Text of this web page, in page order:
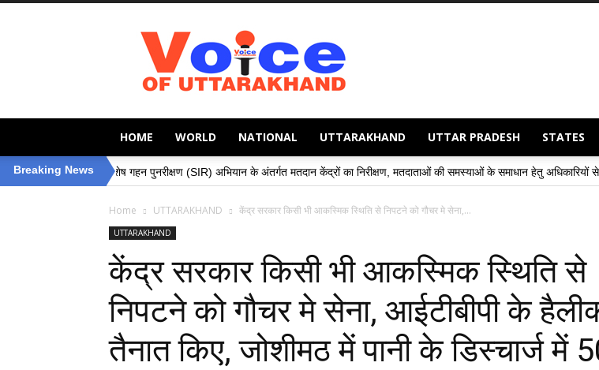
Voice
of
Uttarakhand
HOME WORLD NATIONAL UTTARAKHAND UTTAR PRADESH STATES
Breaking News
विशेष गहन पुनरीक्षण (SIR) अभियान के अंतर्गत मतदान केंद्रों का निरीक्षण, मतदाताओं की समस्याओं के समाधान हेतु अधिकारियों से की वार्ता – – डॉ.
Home UTTARAKHAND केंद्र सरकार किसी भी आकस्मिक स्थिति से निपटने को गौचर मे सेना,...
UTTARAKHAND
केंद्र सरकार किसी भी आकस्मिक स्थिति से
निपटने को गौचर मे सेना, आईटीबीपी के
तैनात किए, जोशीमठ में पानी के डिस्चार्ज में